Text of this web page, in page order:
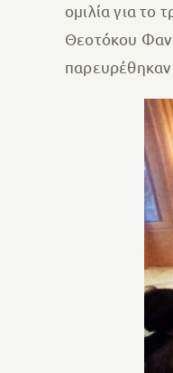
ομιλία για το
Θεοτόκου
παρευρέθηκαν